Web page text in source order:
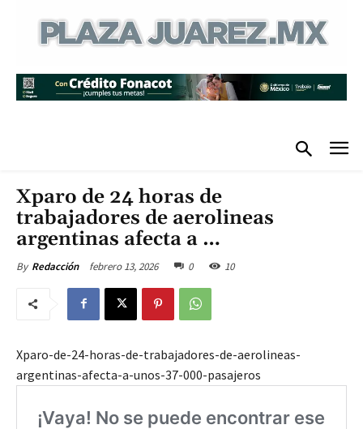
Xparo de 24 horas de
trabajadores de aerolineas
argentinas afecta a …
By Redacción febrero 13, 2026 0 10
Xparo-de-24-horas-de-trabajadores-de-aerolineas-
argentinas-afecta-a-unos-37-000-pasajeros